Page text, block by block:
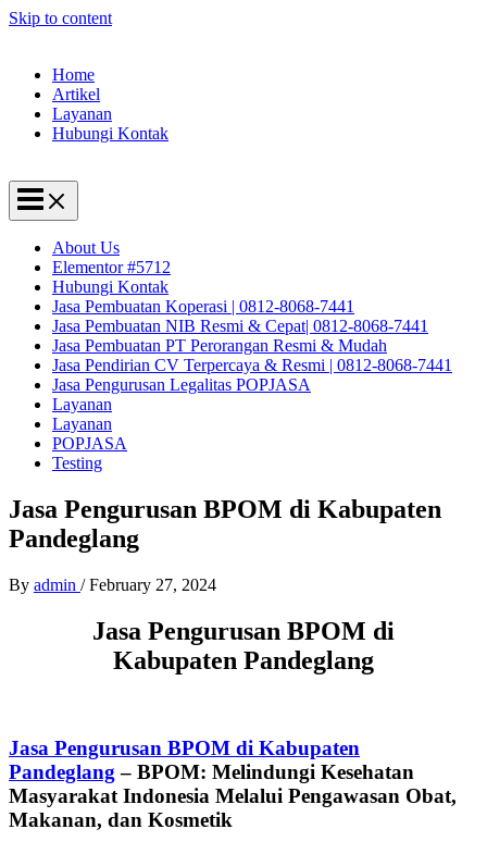
Skip to content
Home
Artikel
Layanan
Hubungi Kontak
About Us
Elementor #5712
Hubungi Kontak
Jasa Pembuatan Koperasi | 0812-8068-7441
Jasa Pembuatan NIB Resmi & Cepat| 0812-8068-7441
Jasa Pembuatan PT Perorangan Resmi & Mudah
Jasa Pendirian CV Terpercaya & Resmi | 0812-8068-7441
Jasa Pengurusan Legalitas POPJASA
Layanan
Layanan
POPJASA
Testing
Jasa Pengurusan BPOM di Kabupaten
Pandeglang
By admin /February 27, 2024
Jasa Pengurusan BPOM di
Kabupaten Pandeglang
Jasa Pengurusan BPOM di Kabupaten
Pandeglang– BPOM: Melindungi Kesehatan
Masyarakat Indonesia Melalui Pengawasan Obat,
Makanan, dan Kosmetik